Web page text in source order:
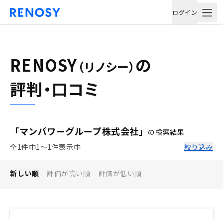
ログイン
RENOSY （リノシー） の
評判・口コミ
「マンパワーグループ株式会社」 の検索結果
全1件中1〜1件表示中
絞り込み
新しい順 評価が高い順 評価が低い順